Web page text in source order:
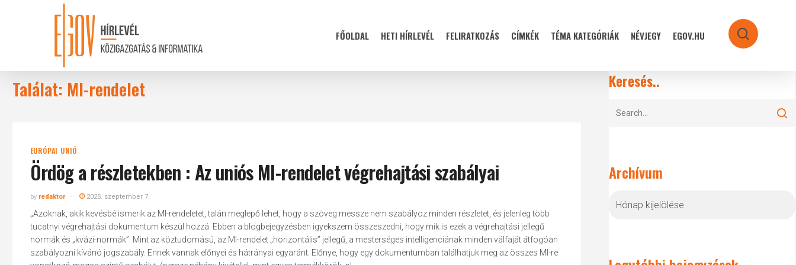
FŐOLDAL HETI HÍRLEVÉL FELIRATKOZÁS CÍMKÉK TÉMA KATEGÓRIÁK NÉVJEGY EGOV.HU search
Találat: MI-rendelet
EURÓPAI UNIÓ
Ördög a részletekben : Az uniós MI-rendelet végrehajtási szabályai
by redaktor 2025. szeptember 7.
„Azoknak, akik kevésbé ismerik az MI-rendeletet, talán meglepő lehet, hogy a szöveg messze nem szabályoz minden részletet, és jelenleg több
tucatnyi végrehajtási dokumentum készül hozzá. Ebben a blogbejegyzésben igyekszem összeszedni, hogy mik is ezek a végrehajtási jellegű
normák és „kvázi-normák”. Mint az köztudomású, az MI-rendelet „horizontális” jellegű, a mesterséges intelligenciának minden válfaját átfogóan
szabályozni kívánó jogszabály. Ennek vannak előnyei és hátrányai egyaránt. Előnye, hogy egy dokumentumban találhatjuk meg az összes MI-re
Keresés..
Archívum